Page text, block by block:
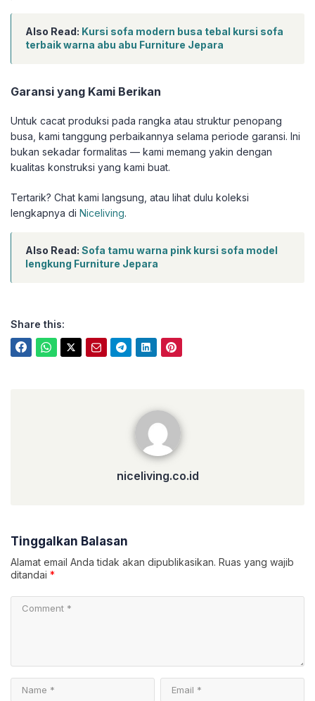
Also Read: Kursi sofa modern busa tebal kursi sofa
terbaik warna abu abu Furniture Jepara
Garansi yang Kami Berikan
Untuk cacat produksi pada rangka atau struktur penopang
busa, kami tanggung perbaikannya selama periode garansi. Ini
bukan sekadar formalitas — kami memang yakin dengan
kualitas konstruksi yang kami buat.
Tertarik? Chat kami langsung, atau lihat dulu koleksi
lengkapnya di Niceliving.
Also Read: Sofa tamu warna pink kursi sofa model
lengkung Furniture Jepara
Share this:
niceliving.co.id
Tinggalkan Balasan
Alamat email Anda tidak akan dipublikasikan. Ruas yang wajib
ditandai *